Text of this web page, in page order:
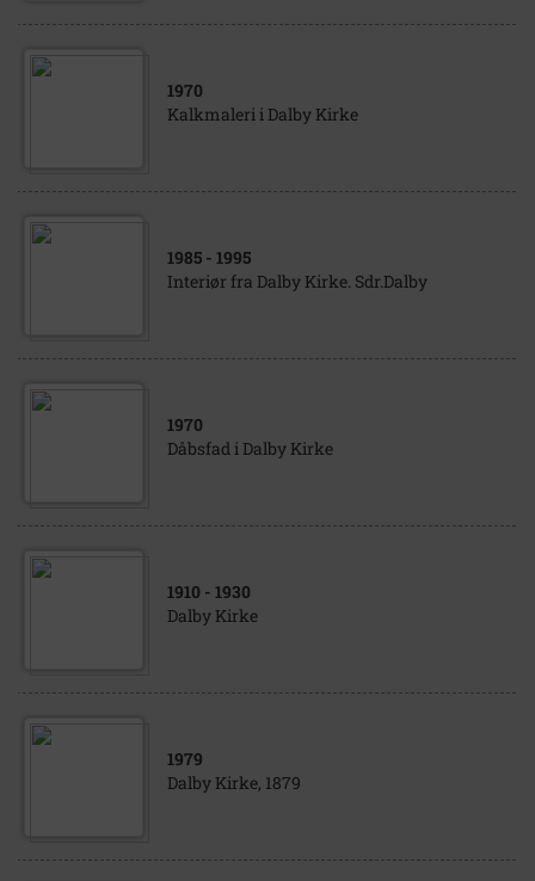
1970
Kalkmaleri i Dalby Kirke
1985 - 1995
Interiør fra Dalby Kirke. Sdr.Dalby
1970
Dåbsfad i Dalby Kirke
1910 - 1930
Dalby Kirke
1979
Dalby Kirke, 1879